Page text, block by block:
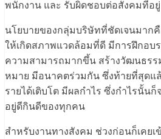
พนักงาน และ รับผิดชอบต่อสังคมที่อยู่
นโยบายของกลุ่มบริษัทที่ชัดเจนมาก
ให้เกิดสภาพแวดล้อมที่ดี มีการฝึกอ
ความสามารถมากขึ้น สร้างวัฒนธรร
หมาย มีอนาคตร่วมกัน ซึ่งท้ายที่สุดแ
รายได้เติบโต มีผลกำไร ซึ่งกำไรนั้น
อยู่ดีกินดีของทุกคน
สำหรับงานทางสังคม ช่วงก่อนก็เคยเ